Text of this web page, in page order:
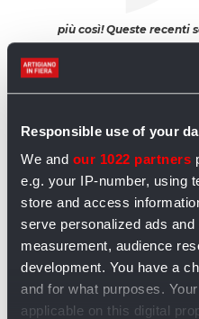
Responsible use of your
We and our 1022 partners
e.g. your IP-number, using
store and access
serve personalized ads
measurement, audience
development. You have a
and for what purposes.
applicable on this digital
più così! Queste recenti
sia cominciata la
attrezzata per
freschi, così come si fa
pastazzo è molto
farmaceutica, che ne
il